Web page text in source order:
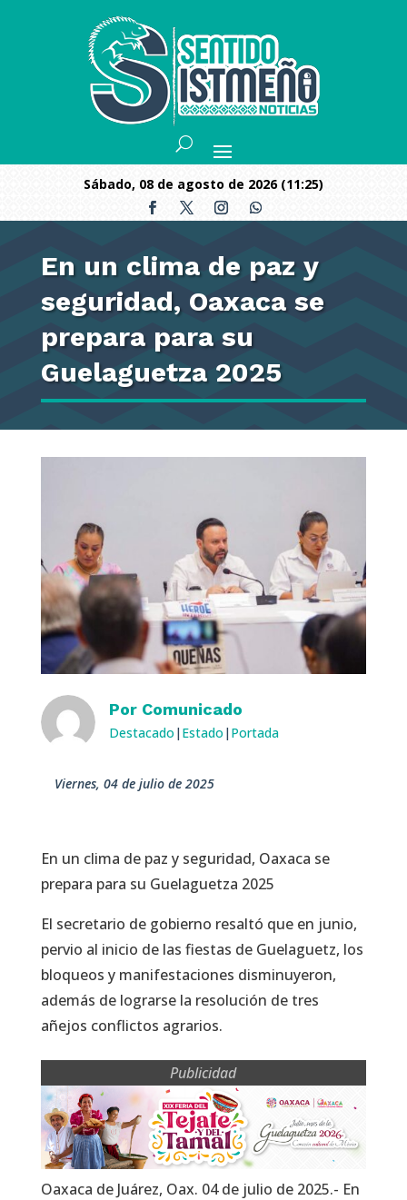
sábado, 08 de agosto de 2026 (11:25)
En un clima de paz y
seguridad, Oaxaca se
prepara para su
Guelaguetza 2025
Por Comunicado
Destacado | Estado | Portada
viernes, 04 de julio de 2025
En un clima de paz y seguridad, Oaxaca se
prepara para su Guelaguetza 2025
El secretario de gobierno resaltó que en junio,
pervio al inicio de las fiestas de Guelaguetz, los
bloqueos y manifestaciones disminuyeron,
además de lograrse la resolución de tres
añejos conflictos agrarios.
Publicidad
Oaxaca de Juárez, Oax. 04 de julio de 2025.- En